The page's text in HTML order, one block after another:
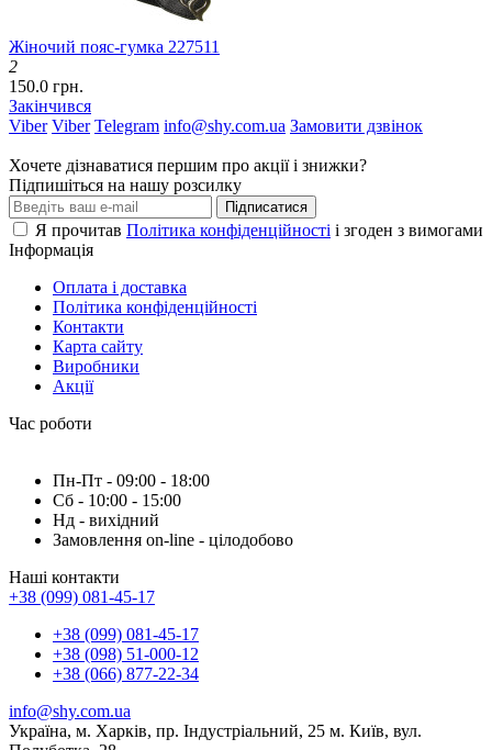
Жіночий пояс-гумка 227511
2
150.0 грн.
Закінчився
Viber Viber Telegram info@shy.com.ua Замовити дзвінок
Хочете дізнаватися першим про акції і знижки?
Підпишіться на нашу розсилку
Підписатися
Я прочитав Політика конфіденційності і згоден з вимогами
Інформація
Оплата і доставка
Політика конфіденційності
Контакти
Карта сайту
Виробники
Акції
Час роботи
Пн-Пт - 09:00 - 18:00
Сб - 10:00 - 15:00
Нд - вихідний
Замовлення on-line - цілодобово
Наші контакти
+38 (099) 081-45-17
+38 (099) 081-45-17
+38 (098) 51-000-12
+38 (066) 877-22-34
info@shy.com.ua
Україна, м. Харків, пр. Індустріальний, 25 м. Київ, вул.